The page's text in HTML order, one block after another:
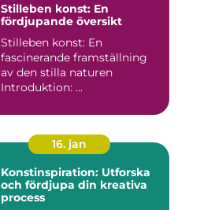
Stilleben konst: En
fördjupande översikt
Stilleben konst: En
fascinerande framställning
av den stilla naturen
Introduktion: ...
16. jan
Konstinspiration: Utforska
och fördjupa din kreativa
process